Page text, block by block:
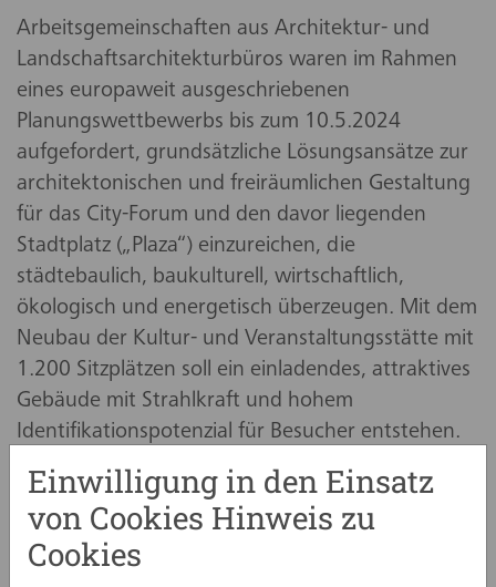
Arbeitsgemeinschaften aus Architektur- und
Landschaftsarchitekturbüros waren im Rahmen
eines europaweit ausgeschriebenen
Planungswettbewerbs bis zum 10.5.2024
aufgefordert, grundsätzliche Lösungsansätze zur
architektonischen und freiräumlichen Gestaltung
für das City-Forum und den davor liegenden
Stadtplatz („Plaza“) einzureichen, die
städtebaulich, baukulturell, wirtschaftlich,
ökologisch und energetisch überzeugen. Mit dem
Neubau der Kultur- und Veranstaltungsstätte mit
1.200 Sitzplätzen soll ein einladendes, attraktives
Gebäude mit Strahlkraft und hohem
Identifikationspotenzial für Besucher entstehen.
Der Bau soll nachhaltig und klimagerecht
umgesetzt werden.
Für die „Plaza“ vor dem City-Forum ist eine
qualitativ hochwertige Freiraumgestaltung
Einwilligung in den Einsatz
von Cookies Hinweis zu
Cookies